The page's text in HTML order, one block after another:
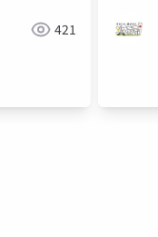
421